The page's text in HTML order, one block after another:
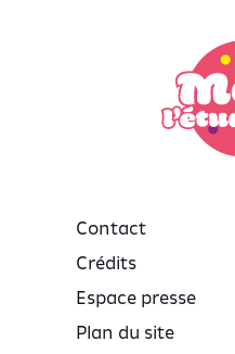
Contact
Crédits
Espace presse
Plan du site